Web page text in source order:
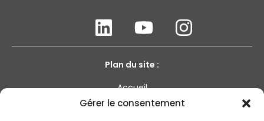
Gérer le consentement
Plan du site :
Accueil
Qui sommes-nous ?